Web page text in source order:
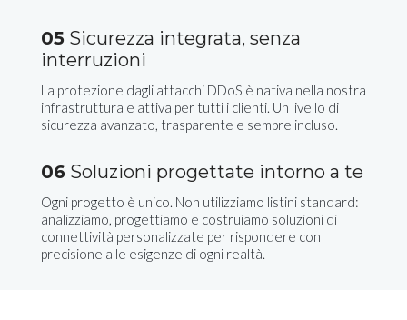
05 Sicurezza integrata, senza
interruzioni
La protezione dagli attacchi DDoS è nativa nella nostra
infrastruttura e attiva per tutti i clienti. Un livello di
sicurezza avanzato, trasparente e sempre incluso.
06 Soluzioni progettate intorno a te
Ogni progetto è unico. Non utilizziamo listini standard:
analizziamo, progettiamo e costruiamo soluzioni di
connettività personalizzate per rispondere con
precisione alle esigenze di ogni realtà.